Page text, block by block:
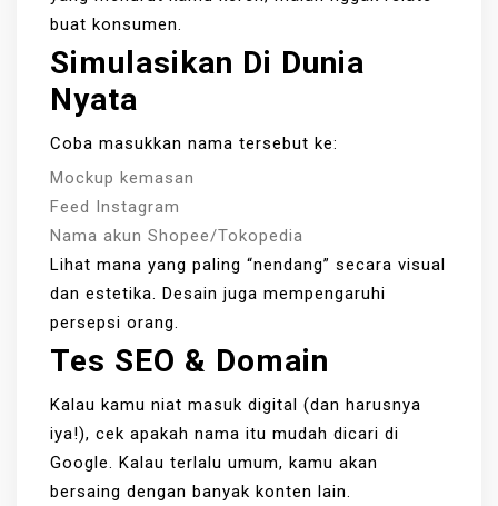
buat konsumen.
Simulasikan Di Dunia
Nyata
Coba masukkan nama tersebut ke:
Mockup kemasan
Feed Instagram
Nama akun Shopee/Tokopedia
Lihat mana yang paling “nendang” secara visual
dan estetika. Desain juga mempengaruhi
persepsi orang.
Tes SEO & Domain
Kalau kamu niat masuk digital (dan harusnya
iya!), cek apakah nama itu mudah dicari di
Google. Kalau terlalu umum, kamu akan
bersaing dengan banyak konten lain.